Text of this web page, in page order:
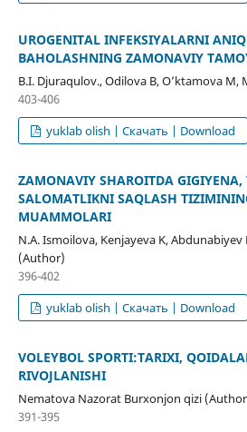
UROGENITAL INFEKSIYALARNI
BAHOLASHNING ZAMONAVIY
B.I. Djuraqulov., Odilova B, O’ktamova
403-406
yuklab olish | Скачать | Download
ZAMONAVIY SHAROITDA
SALOMATLIKNI SAQLASH
MUAMMOLARI
N.A. Ismoilova, Kenjayeva K,
(Author)
396-402
yuklab olish | Скачать | Download
VOLEYBOL SPORTI:TARIXI,
RIVOJLANISHI
Nematova Nazorat Burxonjon qizi
391-395